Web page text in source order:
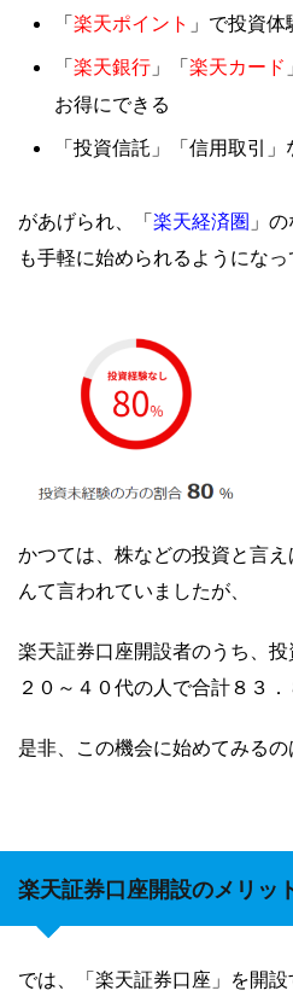
「 楽天ポイント 」で投資
「 楽天銀行 」「 楽天カード
お得にできる
「投資信託」「信用取引
があげられ、「 楽天経済圏 」
も手軽に始められるようになっ
かつては、株などの投資と言
んて言われていましたが、
楽天証券口座開設者のうち、投
２０～４０代の人で合計８３
是非、この機会に始めてみる
楽天証券口座開設のメリッ
では、「楽天証券口座」を開